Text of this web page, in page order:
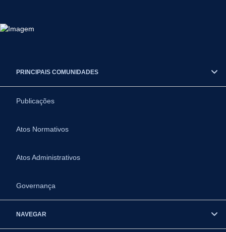
PRINCIPAIS COMUNIDADES
Publicações
Atos Normativos
Atos Administrativos
Governança
NAVEGAR